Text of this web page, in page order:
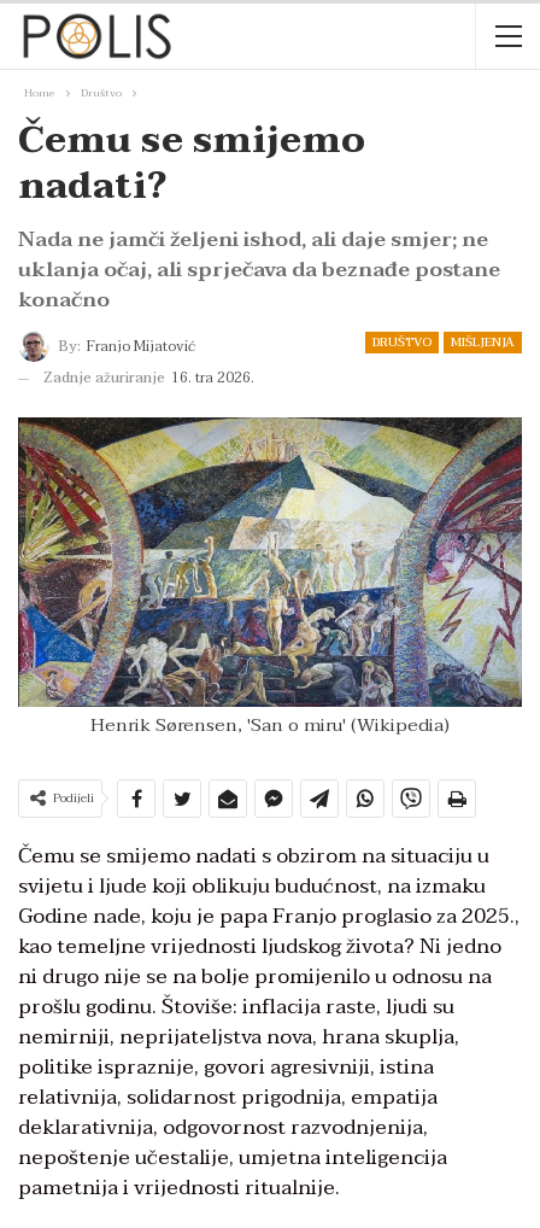
Home Društvo
Čemu se smijemo
nadati?
Nada ne jamči željeni ishod, ali daje smjer; ne
uklanja očaj, ali sprječava da beznađe postane
konačno
DRUŠTVO MIŠLJENJA
By: Franjo Mijatović
Zadnje ažuriranje 16. tra 2026.
Henrik Sørensen, 'San o miru' (Wikipedia)
Podijeli
Čemu se smijemo nadati s obzirom na situaciju u
svijetu i ljude koji oblikuju budućnost, na izmaku
Godine nade, koju je papa Franjo proglasio za 2025.,
kao temeljne vrijednosti ljudskog života? Ni jedno
ni drugo nije se na bolje promijenilo u odnosu na
prošlu godinu. Štoviše: inflacija raste, ljudi su
nemirniji, neprijateljstva nova, hrana skuplja,
politike ispraznije, govori agresivniji, istina
relativnija, solidarnost prigodnija, empatija
deklarativnija, odgovornost razvodnjenija,
nepoštenje učestalije, umjetna inteligencija
pametnija i vrijednosti ritualnije.